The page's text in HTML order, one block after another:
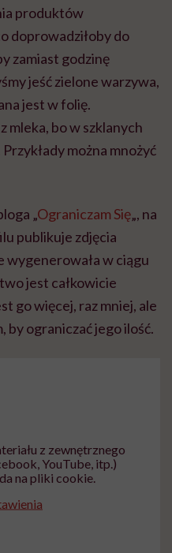
produktów
doprowadziłoby do
zamiast godzinę
jeść zielone warzywa,
jest w folię.
mleka, bo w szklanych
można mnożyć
„Ograniczam Się„, na
publikuje zdjęcia
wygenerowała w ciągu
jest całkowicie
go więcej, raz mniej, ale
by ograniczać jego ilość.
z zewnętrznego
YouTube, itp.)
na pliki cookie.